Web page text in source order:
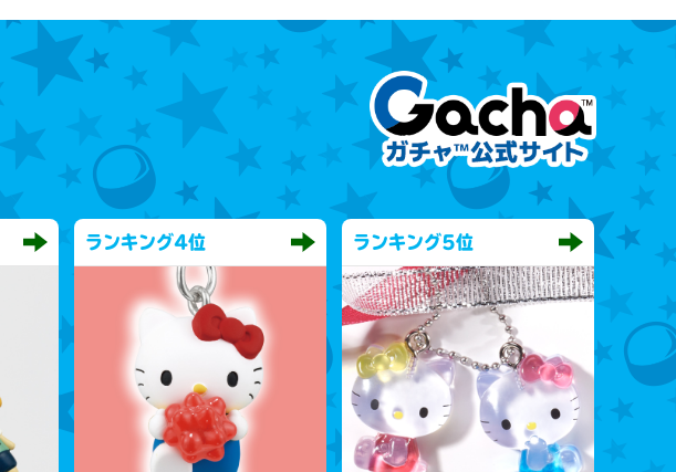
ランキング4位 ランキング5位